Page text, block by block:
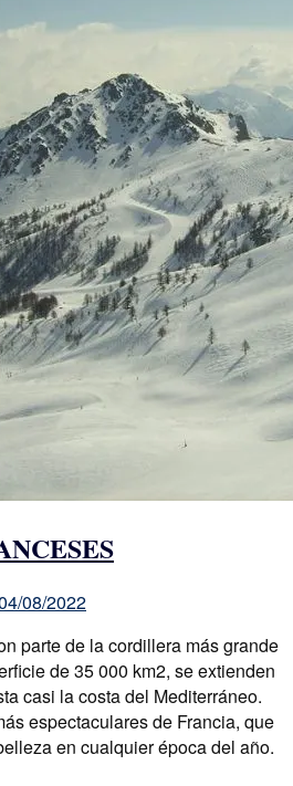
08/2022
parte de la cordillera más grande
de 35 000 km2, se extienden
casi la costa del Mediterráneo.
espectaculares de Francia, que
en cualquier época del año.